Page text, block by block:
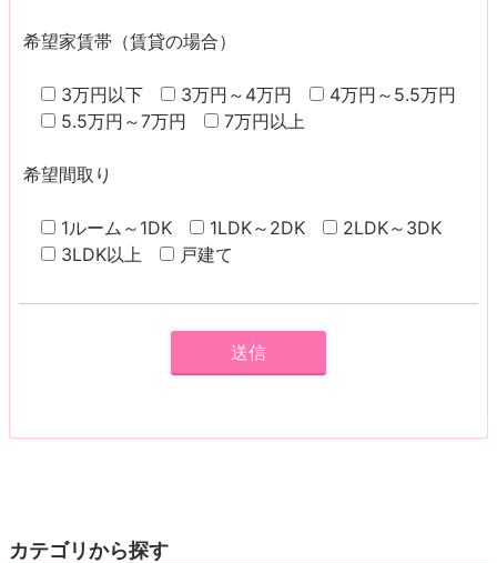
希望家賃帯（賃貸の場合）
3万円以下 3万円～4万円
4万円～5.5万円
5.5万円～7万円
7万円以上
希望間取り
1ルーム～1DK 1LDK～2DK
2LDK～3DK
3LDK以上
戸建て
カテゴリから探す